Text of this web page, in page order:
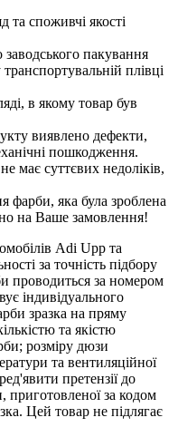
та споживчі якості
заводського пакування
плівці
в якому товар був
виявлено дефекти,
пошкодження.
має суттєвих недоліків,
яка була зроблена
на Ваше замовлення!
Adi Upp та
за точність підбору
проводиться за номером
індивідуального
зразка на пряму
та якістю
розміру дюзи
та вентиляційної
претензії до
приготовленої за кодом
Цей товар не підлягає